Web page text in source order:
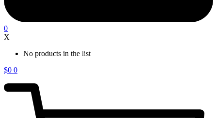
0
X
No products in the list
$0 0